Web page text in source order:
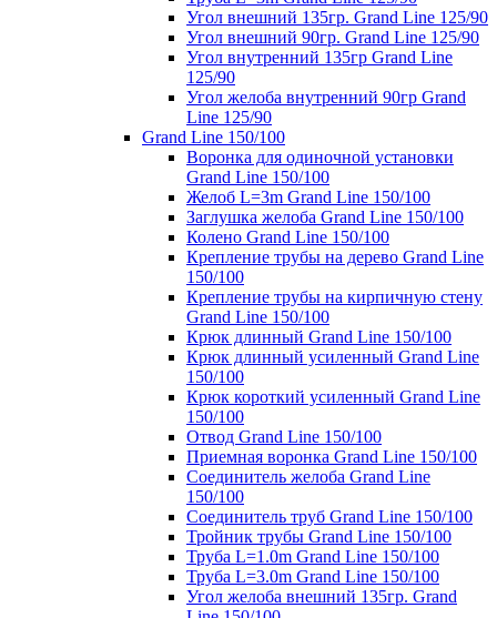
Угол внешний 135гр. Grand Line 125/90
Угол внешний 90гр. Grand Line 125/90
Угол внутренний 135гр Grand Line
125/90
Угол желоба внутренний 90гр Grand
Line 125/90
Grand Line 150/100
Воронка для одиночной установки
Grand Line 150/100
Желоб L=3m Grand Line 150/100
Заглушка желоба Grand Line 150/100
Колено Grand Line 150/100
Крепление трубы на дерево Grand Line
150/100
Крепление трубы на кирпичную стену
Grand Line 150/100
Крюк длинный Grand Line 150/100
Крюк длинный усиленный Grand Line
150/100
Крюк короткий усиленный Grand Line
150/100
Отвод Grand Line 150/100
Приемная воронка Grand Line 150/100
Соединитель желоба Grand Line
150/100
Соединитель труб Grand Line 150/100
Тройник трубы Grand Line 150/100
Труба L=1.0m Grand Line 150/100
Труба L=3.0m Grand Line 150/100
Угол желоба внешний 135гр. Grand